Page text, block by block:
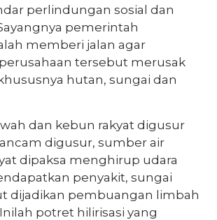
perlindungan sosial dan
pemerintah
memberi jalan agar
tersebut merusak
hutan, sungai dan
dan kebun rakyat digusur
digusur, sumber air
dipaksa menghirup udara
penyakit, sungai
dijadikan pembuangan limbah
potret hilirisasi yang